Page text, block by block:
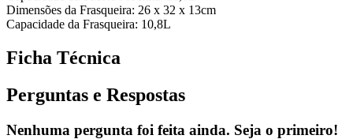
Dimensões da Frasqueira: 26 x 32 x 13cm
Capacidade da Frasqueira: 10,8L
Ficha Técnica
Perguntas e Respostas
Nenhuma pergunta foi feita ainda. Seja o primeiro!